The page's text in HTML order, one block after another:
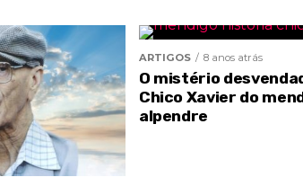
ARTIGOS 8 anos atrás
O mistério
Chico Xavier do
alpendre